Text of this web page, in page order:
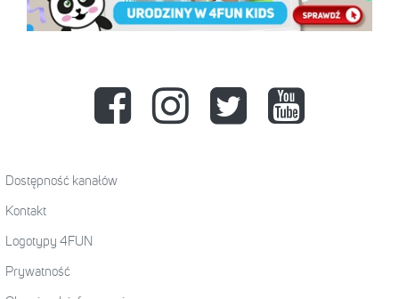
Dostępność kanałów
Kontakt
Logotypy 4FUN
Prywatność